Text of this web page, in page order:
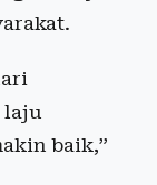
laju
baik,”